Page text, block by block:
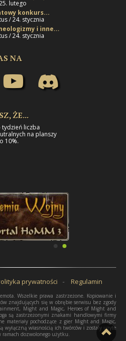
lutego
konkurs...
/ 24. stycznia
i inne...
/ 24. stycznia
NA
ŻE...
tydzień liczba
na planszy
10%.
prywatności Regulamin
Wszelkie prawa zastrzeżone. Kopiowanie i
znajdujących się w obrębie serwisu bez zgody
Might and Magic, Heroes of Might and
są zastrzeżonymi znakami handlowymi firmy
pochodzące z gier Might and Magic,
własnością ich twórców i zostały użyte
ramach dozwolonego użytku.